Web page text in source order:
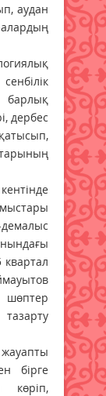
аудан
дербес
квартал
шөптер
бірге
көріп,